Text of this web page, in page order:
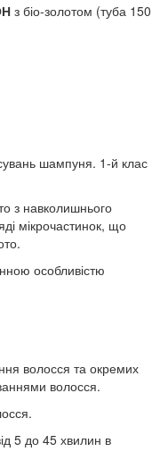
з біо-золотом (туба 150
шампуня. 1-й клас
з навколишнього
мікрочастинок, що
особливістю
волосся та окремих
волосся.
5 до 45 хвилин в